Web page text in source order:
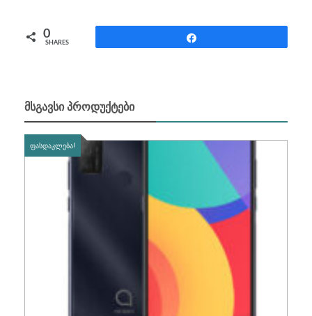
0
SHARES
ᲛᲡᲒᲐᲕᲡᲘ ᲞᲠᲝᲓᲣᲥᲢᲔᲑᲘ
ᲤᲐᲡᲓᲐᲙᲚᲔᲑᲐ!